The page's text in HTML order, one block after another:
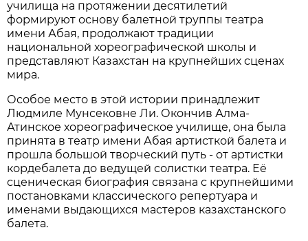
училища на протяжении десятилетий
формируют основу балетной труппы театра
имени Абая, продолжают традиции
национальной хореографической школы и
представляют Казахстан на крупнейших сценах
мира.
Особое место в этой истории принадлежит
Людмиле Мунсековне Ли. Окончив Алма-
Атинское хореографическое училище, она была
принята в театр имени Абая артисткой балета и
прошла большой творческий путь - от артистки
кордебалета до ведущей солистки театра. Её
сценическая биография связана с крупнейшими
постановками классического репертуара и
именами выдающихся мастеров казахстанского
балета.